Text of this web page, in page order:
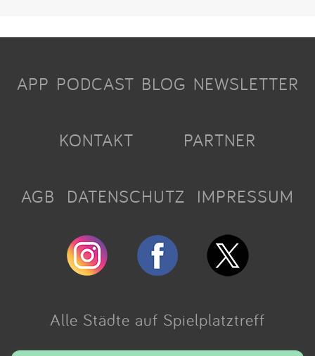
APP PODCAST BLOG NEWSLETTER
KONTAKT PARTNER
AGB DATENSCHUTZ IMPRESSUM
Alle Städte auf Spielplatztreff